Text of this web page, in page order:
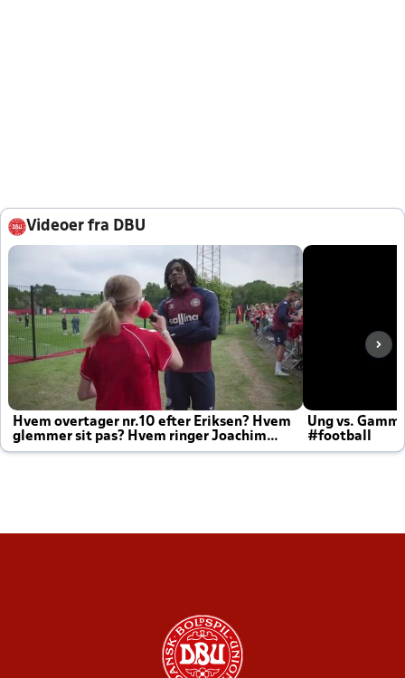
Videoer fra DBU
Hvem overtager nr.10 efter Eriksen? Hvem
glemmer sit pas? Hvem ringer Joachim
altid til efter kampe?
Ung vs.
#football